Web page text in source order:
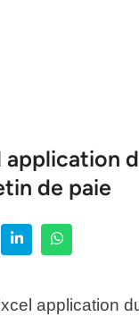
application
de paie
application